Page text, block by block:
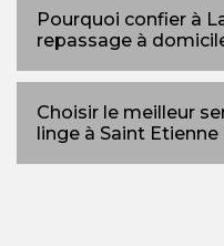
Pourquoi confier à
repassage à
Choisir le meilleur
linge à Saint